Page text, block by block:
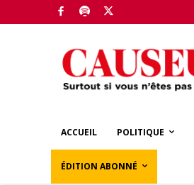
ACCUEIL POLITIQUE
ÉDITION ABONNÉ